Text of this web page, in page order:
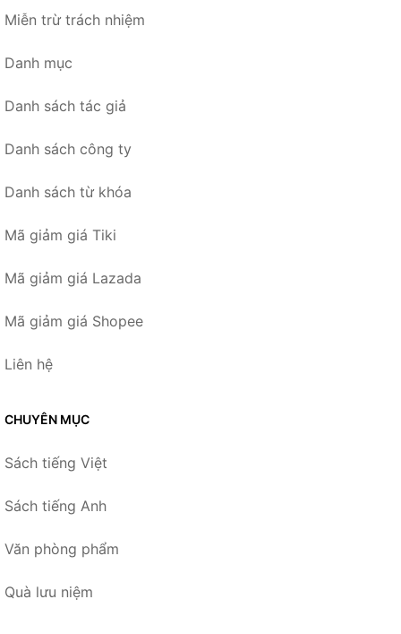
Miễn trừ trách nhiệm
Danh mục
Danh sách tác giả
Danh sách công ty
Danh sách từ khóa
Mã giảm giá Tiki
Mã giảm giá Lazada
Mã giảm giá Shopee
Liên hệ
CHUYÊN MỤC
Sách tiếng Việt
Sách tiếng Anh
Văn phòng phẩm
Quà lưu niệm